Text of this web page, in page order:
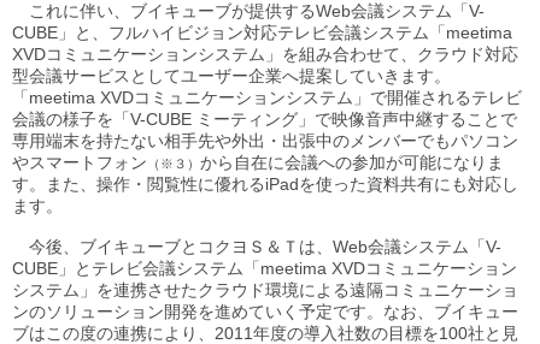
これに伴い、ブイキューブが提供するWeb会議システム「V-
CUBE」と、フルハイビジョン対応テレビ会議システム「meetima
XVDコミュニケーションシステム」を組み合わせて、クラウド対応
型会議サービスとしてユーザー企業へ提案していきます。
「meetima XVDコミュニケーションシステム」で開催されるテレビ
会議の様子を「V-CUBE ミーティング」で映像音声中継することで
専用端末を持たない相手先や外出・出張中のメンバーでもパソコン
やスマートフォン （※３） から自在に会議への参加が可能になりま
す。また、操作・閲覧性に優れるiPadを使った資料共有にも対応し
ます。
今後、ブイキューブとコクヨＳ＆Ｔは、Web会議システム「V-
CUBE」とテレビ会議システム「meetima XVDコミュニケーション
システム」を連携させたクラウド環境による遠隔コミュニケーショ
ンのソリューション開発を進めていく予定です。なお、ブイキュー
ブはこの度の連携により、2011年度の導入社数の目標を100社と見